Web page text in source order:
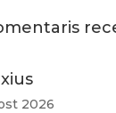
2026